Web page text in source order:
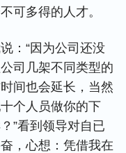
可多得的人才。
：“因为公司还没
司几架不同类型的
间也会延长，当然
个人员做你的下
”看到领导对自已
，心想：凭借我在